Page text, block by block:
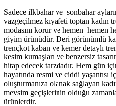
Sadece ilkbahar ve sonbahar
vazgeçilmez kıyafeti toptan kadın
modasını korur ve hemen hemen
giyim ürünüdür. Deri görünümlü
trençkot kaban ve kemer detaylı
kesim kumaşları ve benzersiz
hitap edecek tarzdadır. Hem gün
hayatında resmi ve ciddi yaşantısı
oluşturmanıza olanak sağlayan
mevsim geçişlerinin olduğu
ürünlerdir.